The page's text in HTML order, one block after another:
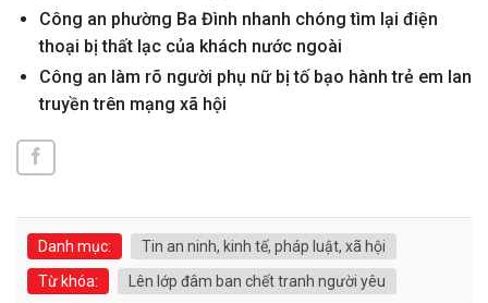
Công an phường Ba Đình nhanh chóng tìm lại điện
thoại bị thất lạc của khách nước ngoài
Công an làm rõ người phụ nữ bị tố bạo hành trẻ em lan
truyền trên mạng xã hội
Danh mục:
Tin an ninh, kinh tế, pháp luật, xã hội
Từ khóa:
Lên lớp đâm ban chết tranh người yêu